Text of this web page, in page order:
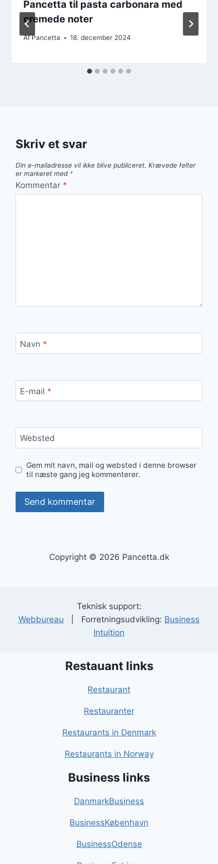
Pancetta til pasta carbonara med
cremede noter
AfPancetta 18. december 2024
Skriv et svar
Din e-mailadresse vil ikke blive publiceret. Krævede felter
er markeret med *
Kommentar *
Navn *
E-mail *
Websted
Gem mit navn, mail og websted i denne browser
til næste gang jeg kommenterer.
Copyright © 2026 Pancetta.dk
Teknisk support:
Webbureau | Forretningsudvikling: Business
Intuition
Restauant links
Restaurant
Restauranter
Restaurants in Denmark
Restaurants in Norway
Business links
DanmarkBusiness
BusinessKøbenhavn
BusinessOdense